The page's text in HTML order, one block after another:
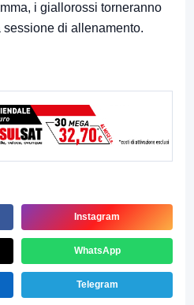
i giallorossi torneranno
di allenamento.
Instagram
WhatsApp
Telegram